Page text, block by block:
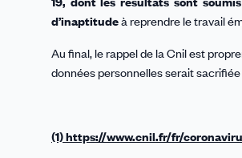
d’inaptitudeà reprendre le travail
Au final, le rappel de la Cnil est
données personnelles serait
(1) https://www.cnil.fr/fr/